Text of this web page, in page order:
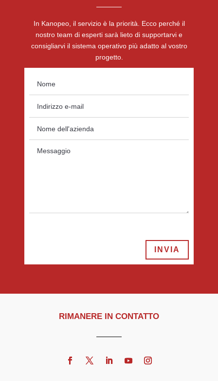
In Kanopeo, il servizio è la priorità. Ecco perché il
nostro team di esperti sarà lieto di supportarvi e
consigliarvi il sistema operativo più adatto al vostro
progetto.
INVIA
RIMANERE IN CONTATTO